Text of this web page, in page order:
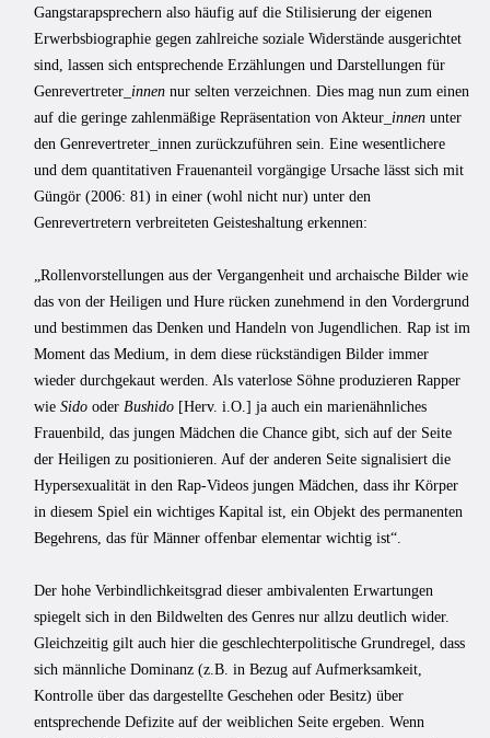
Gangstarapsprechern also häufig auf die Stilisierung der eigenen
Erwerbsbiographie gegen zahlreiche soziale Widerstände ausgerichtet
sind, lassen sich entsprechende Erzählungen und Darstellungen für
Genrevertreter _innen nur selten verzeichnen. Dies mag nun zum einen
auf die geringe zahlenmäßige Repräsentation von Akteur _innen unter
den Genrevertreter_innen zurückzuführen sein. Eine wesentlichere
und dem quantitativen Frauenanteil vorgängige Ursache lässt sich mit
Güngör (2006: 81) in einer (wohl nicht nur) unter den
Genrevertretern verbreiteten Geisteshaltung erkennen:
„Rollenvorstellungen aus der Vergangenheit und archaische Bilder wie
das von der Heiligen und Hure rücken zunehmend in den Vordergrund
und bestimmen das Denken und Handeln von Jugendlichen. Rap ist im
Moment das Medium, in dem diese rückständigen Bilder immer
wieder durchgekaut werden. Als vaterlose Söhne produzieren Rapper
wie Sido oder Bushido [Herv. i.O.] ja auch ein marienähnliches
Frauenbild, das jungen Mädchen die Chance gibt, sich auf der Seite
der Heiligen zu positionieren. Auf der anderen Seite signalisiert die
Hypersexualität in den Rap-Videos jungen Mädchen, dass ihr Körper
in diesem Spiel ein wichtiges Kapital ist, ein Objekt des permanenten
Begehrens, das für Männer offenbar elementar wichtig ist“.
Der hohe Verbindlichkeitsgrad dieser ambivalenten Erwartungen
spiegelt sich in den Bildwelten des Genres nur allzu deutlich wider.
Gleichzeitig gilt auch hier die geschlechterpolitische Grundregel, dass
sich männliche Dominanz (z.B. in Bezug auf Aufmerksamkeit,
Kontrolle über das dargestellte Geschehen oder Besitz) über
entsprechende Defizite auf der weiblichen Seite ergeben. Wenn